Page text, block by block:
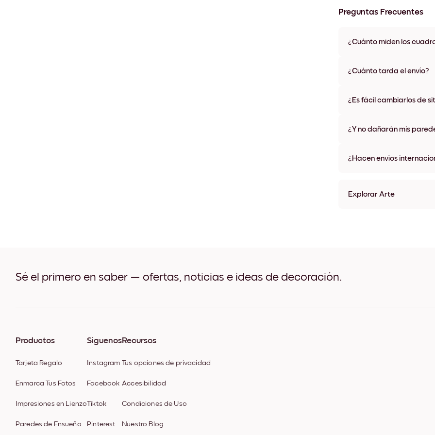
Preguntas Frecuentes
¿Cuánto miden los
materiales y colores de
¿Cuánto tarda el envío?
algunos países. Te
¿Es fácil cambiarlos de
¿Y no dañarán mis
¿Hacen envíos
Explorar Arte
Sé el primero en saber — ofertas, noticias e ideas de decoración.
Productos
Tarjeta Regalo
Enmarca Tus Fotos
Impresiones en Lienzo
Paredes de Ensueño
Síguenos
Instagram
Facebook
Tiktok
Pinterest
Recursos
Tus opciones de privacidad
Accesibilidad
Condiciones de Uso
Nuestro Blog